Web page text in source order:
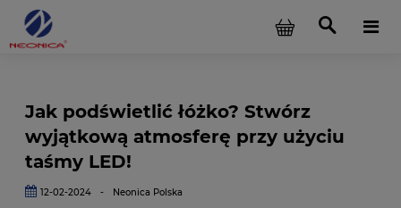
Jak podświetlić łóżko? Stwórz
wyjątkową atmosferę przy użyciu
taśmy LED!
12-02-2024 - Neonica Polska